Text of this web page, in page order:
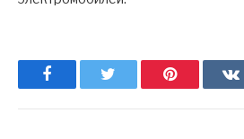
Facebook Pinterest